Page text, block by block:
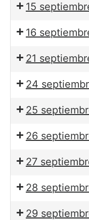
15
16
21
24
25
26
27
28
29